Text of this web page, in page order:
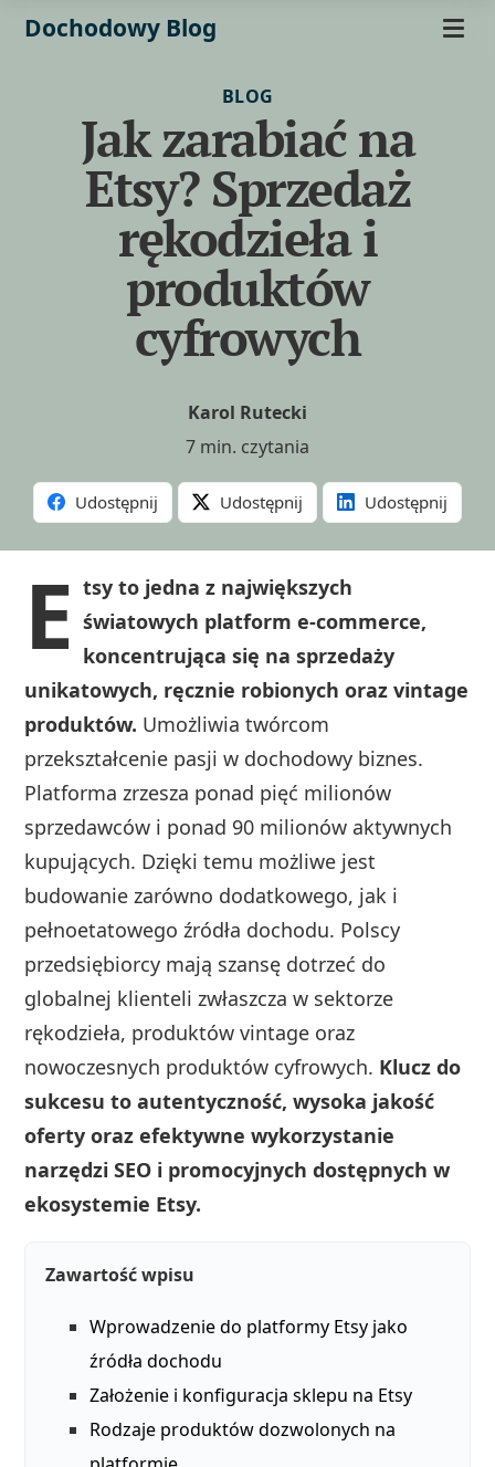
Dochodowy Blog
BLOG
Jak zarabiać na
Etsy? Sprzedaż
rękodzieła i
produktów
cyfrowych
Karol Rutecki
7 min. czytania
Udostępnij Udostępnij Udostępnij
E tsy to jedna z największych
światowych platform e-commerce,
koncentrująca się na sprzedaży
unikatowych, ręcznie robionych oraz vintage
produktów. Umożliwia twórcom
przekształcenie pasji w dochodowy biznes.
Platforma zrzesza ponad pięć milionów
sprzedawców i ponad 90 milionów aktywnych
kupujących. Dzięki temu możliwe jest
budowanie zarówno dodatkowego, jak i
pełnoetatowego źródła dochodu. Polscy
przedsiębiorcy mają szansę dotrzeć do
globalnej klienteli zwłaszcza w sektorze
rękodzieła, produktów vintage oraz
nowoczesnych produktów cyfrowych. Klucz do
sukcesu to autentyczność, wysoka jakość
oferty oraz efektywne wykorzystanie
narzędzi SEO i promocyjnych dostępnych w
ekosystemie Etsy.
Zawartość wpisu
Wprowadzenie do platformy Etsy jako
źródła dochodu
Założenie i konfiguracja sklepu na Etsy
Rodzaje produktów dozwolonych na